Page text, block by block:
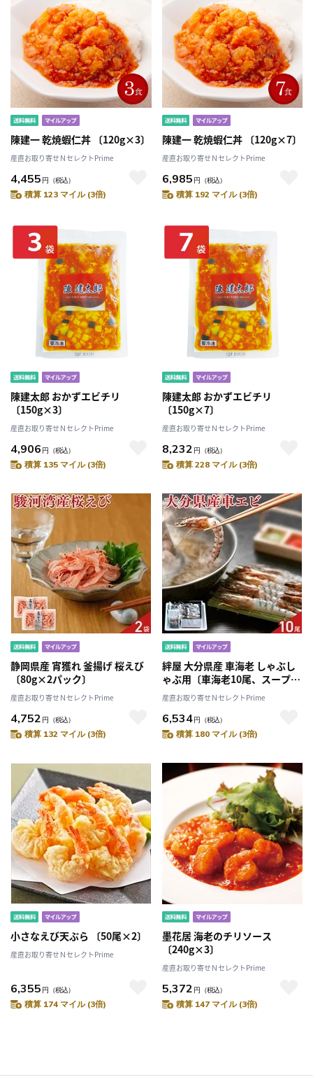
陳建一 乾焼蝦仁丼 〔120g×3〕
産直お取り寄せＮセレクトPrime
4,455 円 （税込）
積算 123 マイル (3倍)
陳建一 乾焼蝦仁丼 〔120g×7〕
産直お取り寄せＮセレクトPrime
6,985 円 （税込）
積算 192 マイル (3倍)
陳建太郎 おかずエビチリ
〔150g×3〕
産直お取り寄せＮセレクトPrime
4,906 円 （税込）
積算 135 マイル (3倍)
陳建太郎 おかずエビチリ
〔150g×7〕
産直お取り寄せＮセレクトPrime
8,232 円 （税込）
積算 228 マイル (3倍)
静岡県産 宵獲れ 釜揚げ 桜えび
〔80g×2パック〕
産直お取り寄せＮセレクトPrime
4,752 円 （税込）
積算 132 マイル (3倍)
絆屋 大分県産 車海老 しゃぶし
ゃぶ用〔車海老10尾、スープ、
ポン酢、薬味〕
産直お取り寄せＮセレクトPrime
6,534円 （税込）
積算 180 マイル (3倍)
小さなえび天ぷら 〔50尾×2〕
産直お取り寄せＮセレクトPrime
6,355 円 （税込）
積算 174 マイル (3倍)
墨花居 海老のチリソース
〔240g×3〕
産直お取り寄せＮセレクトPrime
5,372 円 （税込）
積算 147 マイル (3倍)